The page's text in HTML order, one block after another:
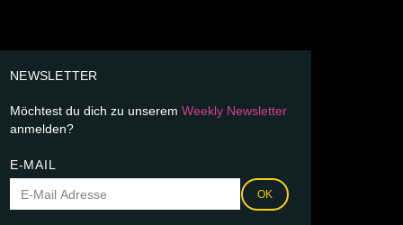
NEWSLETTER
Möchtest du dich zu unserem Weekly Newsletter
anmelden?
E-MAIL
OK